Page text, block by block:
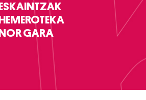
ESKAINTZAK
HEMEROTEKA
NOR GARA